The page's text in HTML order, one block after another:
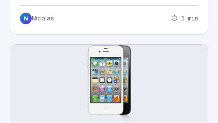
N Nicolas ⏱ 1 min